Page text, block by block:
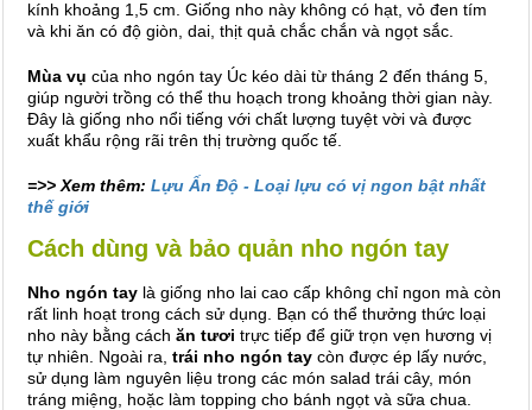
kính khoảng 1,5 cm. Giống nho này không có hạt, vỏ đen tím
và khi ăn có độ giòn, dai, thịt quả chắc chắn và ngọt sắc.
Mùa vụ của nho ngón tay Úc kéo dài từ tháng 2 đến tháng 5,
giúp người trồng có thể thu hoạch trong khoảng thời gian này.
Đây là giống nho nổi tiếng với chất lượng tuyệt vời và được
xuất khẩu rộng rãi trên thị trường quốc tế.
=>> Xem thêm: Lựu Ấn Độ - Loại lựu có vị ngon bật nhất
thế giới
Cách dùng và bảo quản nho ngón tay
Nho ngón tay là giống nho lai cao cấp không chỉ ngon mà còn
rất linh hoạt trong cách sử dụng. Bạn có thể thưởng thức loại
nho này bằng cách ăn tươi trực tiếp để giữ trọn vẹn hương vị
tự nhiên. Ngoài ra, trái nho ngón tay còn được ép lấy nước,
sử dụng làm nguyên liệu trong các món salad trái cây, món
tráng miệng, hoặc làm topping cho bánh ngọt và sữa chua.